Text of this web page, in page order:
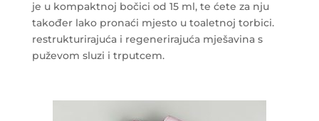
je u kompaktnoj bočici od 15 ml, te ćete za nju
također lako pronaći mjesto u toaletnoj torbici.
restrukturirajuća i regenerirajuća mješavina s
puževom sluzi i trputcem.